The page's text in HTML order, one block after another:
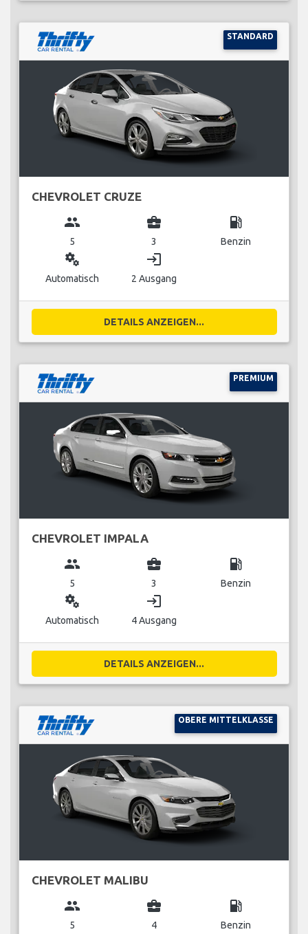
STANDARD
CHEVROLET CRUZE
group
5
business_center
3
local_gas_station
Benzin
miscellaneous_services
Automatisch
login
2 Ausgang
DETAILS ANZEIGEN...
PREMIUM
CHEVROLET IMPALA
group
5
business_center
3
local_gas_station
Benzin
miscellaneous_services
Automatisch
login
4 Ausgang
DETAILS ANZEIGEN...
OBERE MITTELKLASSE
CHEVROLET MALIBU
group
5
business_center
4
local_gas_station
Benzin